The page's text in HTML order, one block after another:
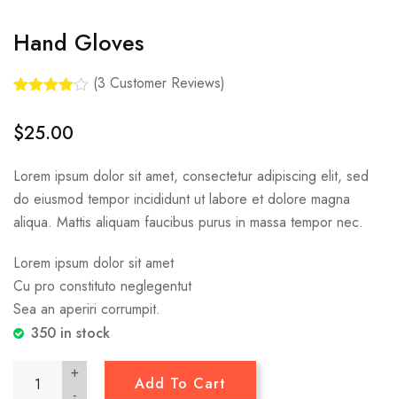
Hand Gloves
of 5
customer
ratings
(3 Customer Reviews)
$25.00
Lorem ipsum dolor sit amet, consectetur adipiscing elit, sed
do eiusmod tempor incididunt ut labore et dolore magna
aliqua. Mattis aliquam faucibus purus in massa tempor nec.
Lorem ipsum dolor sit amet
Cu pro constituto neglegentut
Sea an aperiri corrumpit.
350 in stock
+
Add To Cart